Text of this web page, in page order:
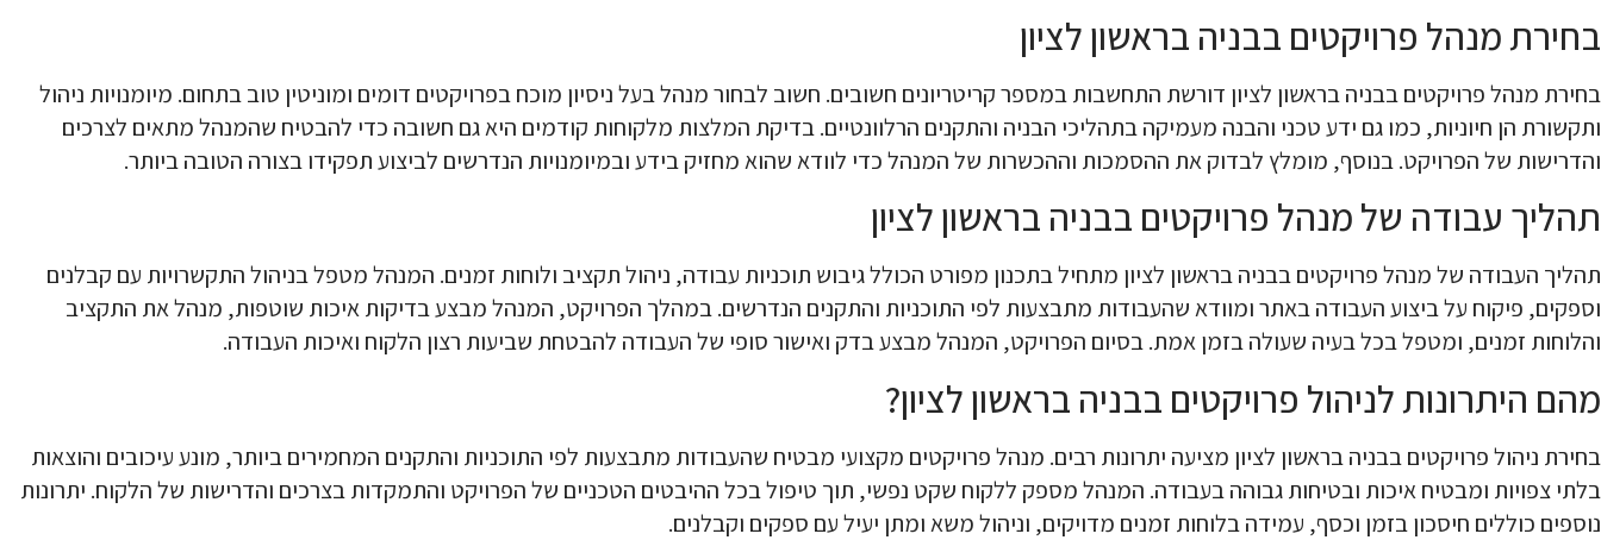
בחירת מנהל פרויקטים בבניה בראשון לציון
בחירת מנהל פרויקטים בבניה בראשון לציון דורשת התחשבות במספר קריטריונים חשובים. חשוב לבחור מנהל בעל ניסיון מוכח בפרויקטים דומים ומוניטין טוב בתחום. מיומנויות ניהול
ותקשורת הן חיוניות, כמו גם ידע טכני והבנה מעמיקה בתהליכי הבניה והתקנים הרלוונטיים. בדיקת המלצות מלקוחות קודמים היא גם חשובה כדי להבטיח שהמנהל מתאים לצרכים
והדרישות של הפרויקט. בנוסף, מומלץ לבדוק את ההסמכות וההכשרות של המנהל כדי לוודא שהוא מחזיק בידע ובמיומנויות הנדרשים לביצוע תפקידו בצורה הטובה ביותר.
תהליך עבודה של מנהל פרויקטים בבניה בראשון לציון
תהליך העבודה של מנהל פרויקטים בבניה בראשון לציון מתחיל בתכנון מפורט הכולל גיבוש תוכניות עבודה, ניהול תקציב ולוחות זמנים. המנהל מטפל בניהול התקשרויות עם קבלנים
וספקים, פיקוח על ביצוע העבודה באתר ומוודא שהעבודות מתבצעות לפי התוכניות והתקנים הנדרשים. במהלך הפרויקט, המנהל מבצע בדיקות איכות שוטפות, מנהל את התקציב
והלוחות זמנים, ומטפל בכל בעיה שעולה בזמן אמת. בסיום הפרויקט, המנהל מבצע בדק ואישור סופי של העבודה להבטחת שביעות רצון הלקוח ואיכות העבודה.
מהם היתרונות לניהול פרויקטים בבניה בראשון לציון?
בחירת ניהול פרויקטים בבניה בראשון לציון מציעה יתרונות רבים. מנהל פרויקטים מקצועי מבטיח שהעבודות מתבצעות לפי התוכניות והתקנים המחמירים ביותר, מונע עיכובים והוצאות
בלתי צפויות ומבטיח איכות ובטיחות גבוהה בעבודה. המנהל מספק ללקוח שקט נפשי, תוך טיפול בכל ההיבטים הטכניים של הפרויקט והתמקדות בצרכים והדרישות של הלקוח. יתרונות
נוספים כוללים חיסכון בזמן וכסף, עמידה בלוחות זמנים מדויקים, וניהול משא ומתן יעיל עם ספקים וקבלנים.